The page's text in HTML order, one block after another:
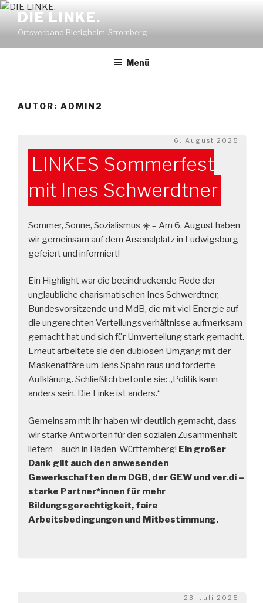
Zum
Inhalt
springen
DIE LINKE.
Ortsverband Bietigheim-Stromberg
Menü
AUTOR: ADMIN2
Veröffentlicht
am
6. August 2025
LINKES Sommerfest
mit Ines Schwerdtner
Sommer, Sonne, Sozialismus ☀️ – Am 6. August haben
wir gemeinsam auf dem Arsenalplatz in Ludwigsburg
gefeiert und informiert!
Ein Highlight war die beeindruckende Rede der
unglaubliche charismatischen Ines Schwerdtner,
Bundesvorsitzende und MdB, die mit viel Energie auf
die ungerechten Verteilungsverhältnisse aufmerksam
gemacht hat und sich für Umverteilung stark gemacht.
Erneut arbeitete sie den dubiosen Umgang mit der
Maskenaffäre um Jens Spahn raus und forderte
Aufklärung. Schließlich betonte sie: „Politik kann
anders sein. Die Linke ist anders.“
Gemeinsam mit ihr haben wir deutlich gemacht, dass
wir starke Antworten für den sozialen Zusammenhalt
liefern – auch in Baden-Württemberg! Ein großer
Dank gilt auch den anwesenden
Gewerkschaften dem DGB, der GEW und ver.di –
starke Partner*innen für mehr
Bildungsgerechtigkeit, faire
Arbeitsbedingungen und Mitbestimmung.
Veröffentlicht
23. Juli 2025